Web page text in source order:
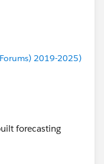
2019-2025)
forecasting